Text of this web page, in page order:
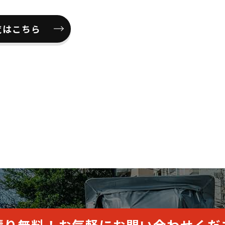
こちら